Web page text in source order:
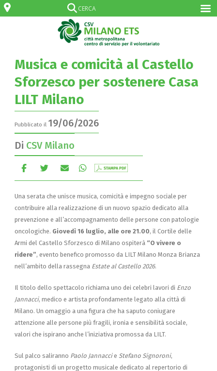
Musica e comicità al Castello
Sforzesco per sostenere Casa
LILT Milano
Pubblicato il 19/06/2026
Di CSV Milano
Una serata che unisce musica, comicità e impegno sociale per
contribuire alla realizzazione di un nuovo spazio dedicato alla
prevenzione e all’accompagnamento delle persone con patologie
oncologiche. Giovedì 16 luglio, alle ore 21.00, il Cortile delle
Armi del Castello Sforzesco di Milano ospiterà “O vivere o
ridere”, evento benefico promosso da LILT Milano Monza Brianza
nell’ambito della rassegna Estate al Castello 2026.
Il titolo dello spettacolo richiama uno dei celebri lavori di Enzo
Jannacci, medico e artista profondamente legato alla città di
Milano. Un omaggio a una figura che ha saputo coniugare
attenzione alle persone più fragili, ironia e sensibilità sociale,
valori che ispirano anche l’iniziativa promossa da LILT.
Sul palco saliranno Paolo Jannaccie Stefano Signoroni,
protagonisti di un progetto musicale dedicato al repertorio di